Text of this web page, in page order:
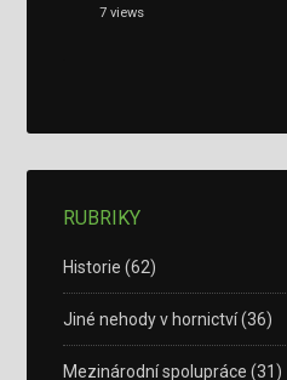
7 views
RUBRIKY
Historie (62)
Jiné nehody v hornictví(36)
Mezinárodní spolupráce (31)